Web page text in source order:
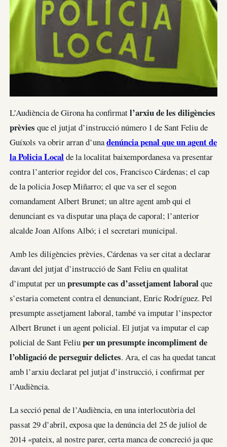
L’Audiència de Girona ha confirmatl’arxiu de les diligències
prèvies que el jutjat d’instrucció número 1 de Sant Feliu de
Guíxols va obrir arran d’unadenúncia penal que un agent de
la Policia Localde la localitat baixempordanesa va presentar
contra l’anterior regidor del cos, Francisco Cárdenas; el cap
de la policia Josep Miñarro; el que va ser el segon
comandament Albert Brunet; un altre agent amb qui el
denunciant es va disputar una plaça de caporal; l’anterior
alcalde Joan Alfons Albó; i el secretari municipal.
Amb les diligències prèvies, Cárdenas va ser citat a declarar
davant del jutjat d’instrucció de Sant Feliu en qualitat
d’imputat per unpresumpte cas d’assetjament laboralque
s’estaria cometent contra el denunciant, Enric Rodríguez. Pel
presumpte assetjament laboral, també va imputar l’inspector
Albert Brunet i un agent policial. El jutjat va imputar el cap
policial de Sant Feliuper un presumpte incompliment de
l’obligació de perseguir delictes. Ara, el cas ha quedat tancat
amb l’arxiu declarat pel jutjat d’instrucció, i confirmat per
l’Audiència.
La secció penal de l’Audiència, en una interlocutòria del
passat 29 d’abril, exposa que la denúncia del 25 de juliol de
2014 «pateix, al nostre parer, certa manca de concreció ja que